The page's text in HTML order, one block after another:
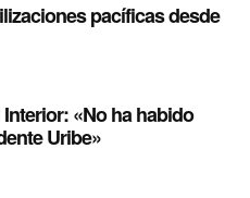
pacíficas desde
«No ha habido
Uribe»